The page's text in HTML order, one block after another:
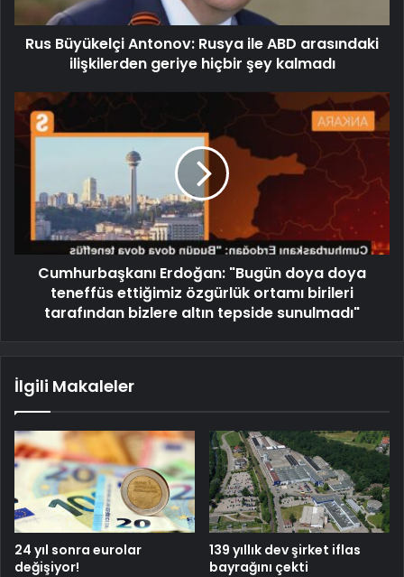
Rus Büyükelçi Antonov: Rusya ile ABD arasındaki
ilişkilerden geriye hiçbir şey kalmadı
Cumhurbaşkanı Erdoğan: "Bugün doya doya
teneffüs ettiğimiz özgürlük ortamı birileri
tarafından bizlere altın tepside sunulmadı"
İlgili Makaleler
24 yıl sonra eurolar
değişiyor!
139 yıllık dev şirket iflas
bayrağını çekti